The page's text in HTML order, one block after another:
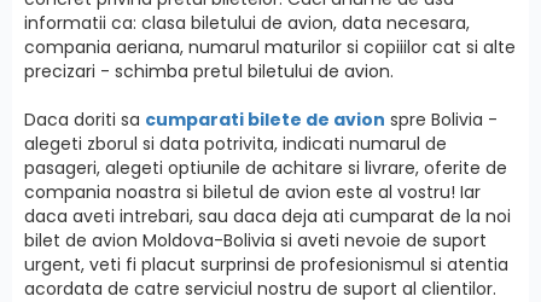
informatii ca: clasa biletului de avion, data necesara,
compania aeriana, numarul maturilor si copiiilor cat si alte
precizari - schimba pretul biletului de avion.
Daca doriti sa cumparati bilete de avion spre Bolivia -
alegeti zborul si data potrivita, indicati numarul de
pasageri, alegeti optiunile de achitare si livrare, oferite de
compania noastra si biletul de avion este al vostru! Iar
daca aveti intrebari, sau daca deja ati cumparat de la noi
bilet de avion Moldova-Bolivia si aveti nevoie de suport
urgent, veti fi placut surprinsi de profesionismul si atentia
acordata de catre serviciul nostru de suport al clientilor.